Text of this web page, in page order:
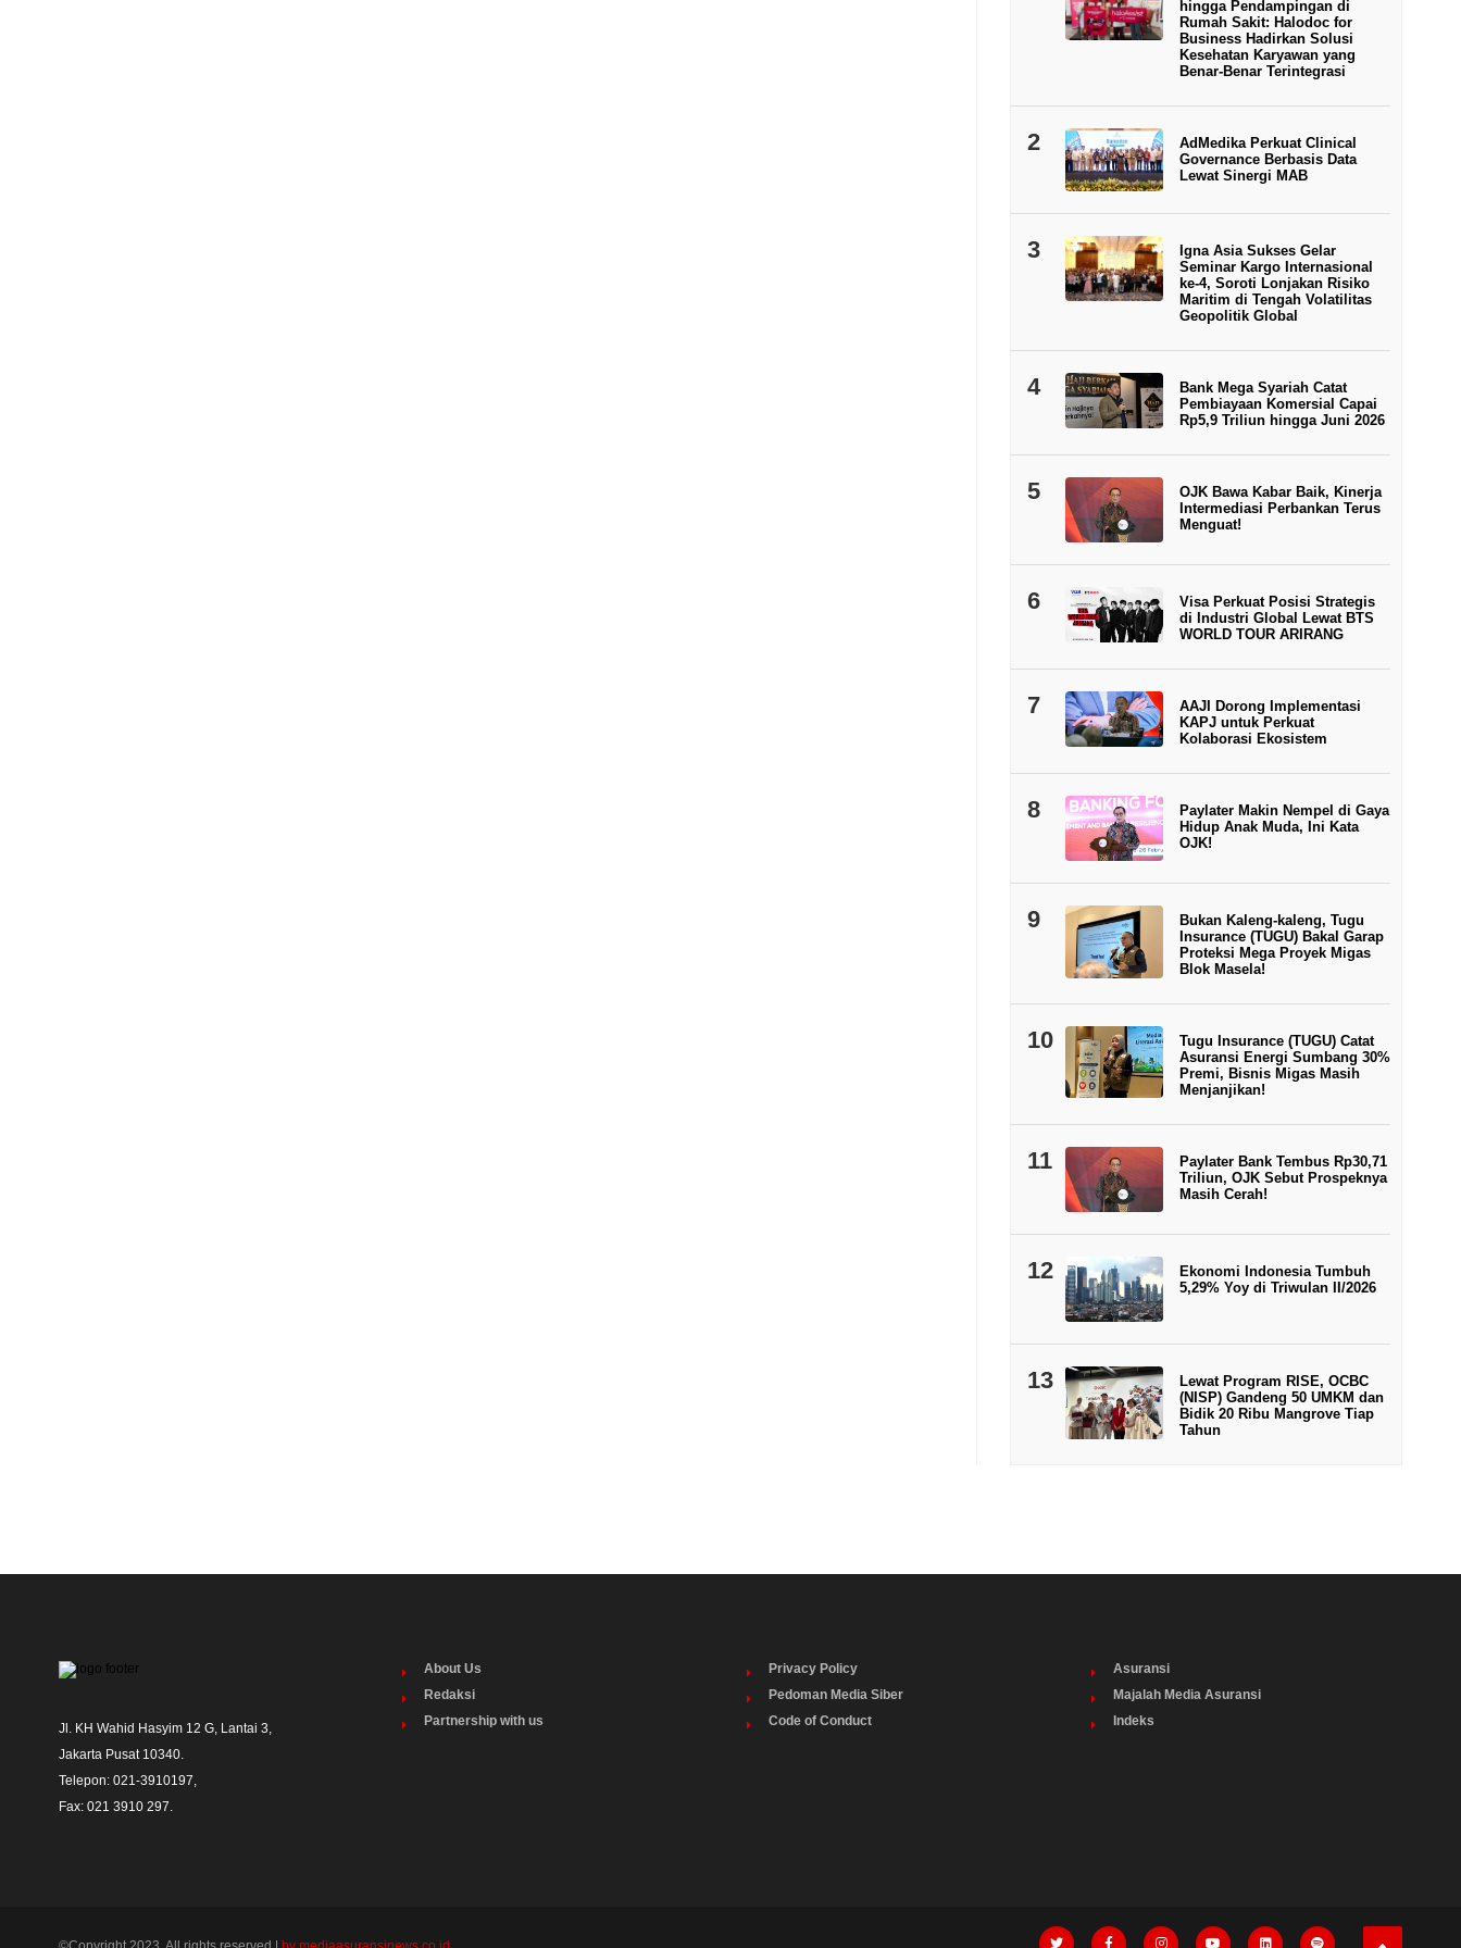
hingga Pendampingan di
Rumah Sakit: Halodoc for
Business Hadirkan Solusi
Kesehatan Karyawan yang
Benar-Benar Terintegrasi
2
AdMedika Perkuat Clinical
Governance Berbasis Data
Lewat Sinergi MAB
3
Igna Asia Sukses Gelar
Seminar Kargo Internasional
ke-4, Soroti Lonjakan Risiko
Maritim di Tengah Volatilitas
Geopolitik Global
4
Bank Mega Syariah Catat
Pembiayaan Komersial Capai
Rp5,9 Triliun hingga Juni 2026
5
OJK Bawa Kabar Baik, Kinerja
Intermediasi Perbankan Terus
Menguat!
6
Visa Perkuat Posisi Strategis
di Industri Global Lewat BTS
WORLD TOUR ARIRANG
7
AAJI Dorong Implementasi
KAPJ untuk Perkuat
Kolaborasi Ekosistem
8
Paylater Makin Nempel di Gaya
Hidup Anak Muda, Ini Kata
OJK!
9
Bukan Kaleng-kaleng, Tugu
Insurance (TUGU) Bakal Garap
Proteksi Mega Proyek Migas
Blok Masela!
10
Tugu Insurance (TUGU) Catat
Asuransi Energi Sumbang 30%
Premi, Bisnis Migas Masih
Menjanjikan!
11
Paylater Bank Tembus Rp30,71
Triliun, OJK Sebut Prospeknya
Masih Cerah!
12
Ekonomi Indonesia Tumbuh
5,29% Yoy di Triwulan II/2026
13
Lewat Program RISE, OCBC
(NISP) Gandeng 50 UMKM dan
Bidik 20 Ribu Mangrove Tiap
Tahun
Jl. KH Wahid Hasyim 12 G, Lantai 3,
Jakarta Pusat 10340.
Telepon: 021-3910197,
Fax: 021 3910 297.
About Us
Redaksi
Partnership with us
Privacy Policy
Pedoman Media Siber
Code of Conduct
Asuransi
Majalah Media Asuransi
Indeks